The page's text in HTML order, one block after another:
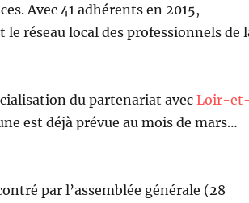
Avec 41 adhérents en 2015,
réseau local des professionnels de
du partenariat avec Loir-
est déjà prévue au mois de mars…
par l’assemblée générale (28